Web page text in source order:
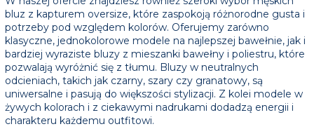
bluz z kapturem oversize, które zaspokoją różnorodne gusta i
potrzeby pod względem kolorów. Oferujemy zarówno
klasyczne, jednokolorowe modele na najlepszej bawełnie, jak i
bardziej wyraziste bluzy z mieszanki bawełny i poliestru, które
pozwalają wyróżnić się z tłumu. Bluzy w neutralnych
odcieniach, takich jak czarny, szary czy granatowy, są
uniwersalne i pasują do większości stylizacji. Z kolei modele w
żywych kolorach i z ciekawymi nadrukami dodadzą energii i
charakteru każdemu outfitowi.